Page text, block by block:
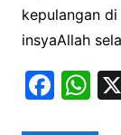
kepulangan
insyaAllah
F W